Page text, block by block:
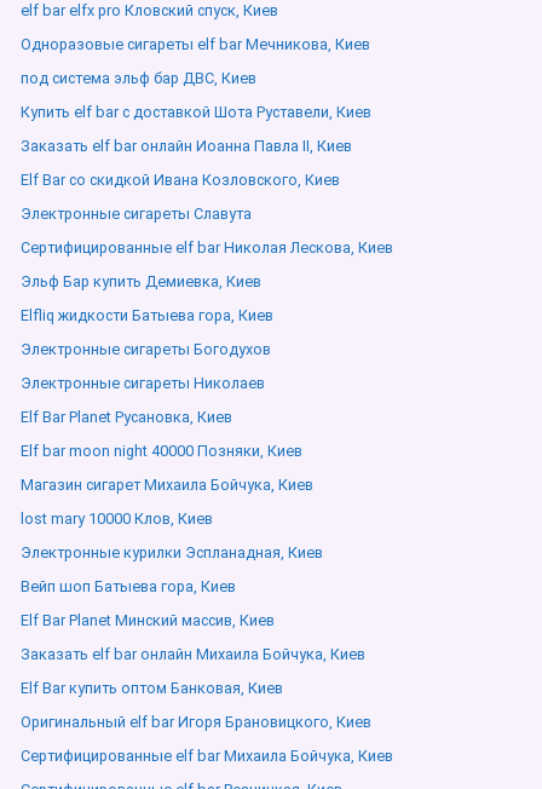
elf bar elfx pro Кловский спуск, Киев
Одноразовые сигареты elf bar Мечникова, Киев
под система эльф бар ДВС, Киев
Купить elf bar с доставкой Шота Руставели, Киев
Заказать elf bar онлайн Иоанна Павла ІІ, Киев
Elf Bar со скидкой Ивана Козловского, Киев
Электронные сигареты Славута
Сертифицированные elf bar Николая Лескова, Киев
Эльф Бар купить Демиевка, Киев
Elfliq жидкости Батыева гора, Киев
Электронные сигареты Богодухов
Электронные сигареты Николаев
Elf Bar Planet Русановка, Киев
Elf bar moon night 40000 Позняки, Киев
Магазин сигарет Михаила Бойчука, Киев
lost mary 10000 Клов, Киев
Электронные курилки Эспланадная, Киев
Вейп шоп Батыева гора, Киев
Elf Bar Planet Минский массив, Киев
Заказать elf bar онлайн Михаила Бойчука, Киев
Elf Bar купить оптом Банковая, Киев
Оригинальный elf bar Игоря Брановицкого, Киев
Сертифицированные elf bar Михаила Бойчука, Киев